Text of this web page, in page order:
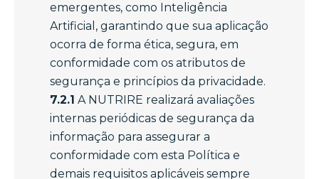
emergentes, como Inteligência
Artificial, garantindo que sua aplicação
ocorra de forma ética, segura, em
conformidade com os atributos de
segurança e princípios da privacidade.
7.2.1 A NUTRIRE realizará avaliações
internas periódicas de segurança da
informação para assegurar a
conformidade com esta Política e
demais requisitos aplicáveis sempre